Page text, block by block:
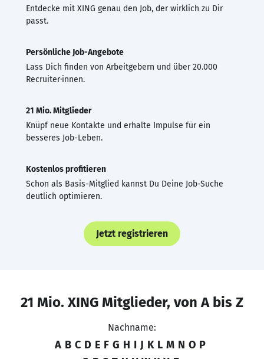
Entdecke mit XING genau den Job, der wirklich zu Dir
passt.
Persönliche Job-Angebote
Lass Dich finden von Arbeitgebern und über 20.000
Recruiter·innen.
21 Mio. Mitglieder
Knüpf neue Kontakte und erhalte Impulse für ein
besseres Job-Leben.
Kostenlos profitieren
Schon als Basis-Mitglied kannst Du Deine Job-Suche
deutlich optimieren.
Jetzt registrieren
21 Mio. XING Mitglieder, von A bis Z
Nachname:
A B C D E F G H I J K L M N O P